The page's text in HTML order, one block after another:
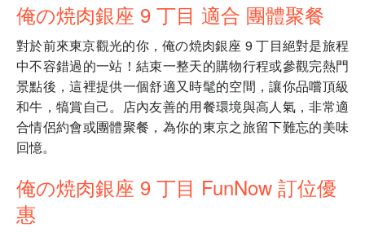
俺の焼肉銀座 9 丁目 適合 團體聚餐
對於前來東京觀光的你，俺の焼肉銀座 9 丁目絕對是旅程
中不容錯過的一站！結束一整天的購物行程或參觀完熱門
景點後，這裡提供一個舒適又時髦的空間，讓你品嚐頂級
和牛，犒賞自己。店內友善的用餐環境與高人氣，非常適
合情侶約會或團體聚餐，為你的東京之旅留下難忘的美味
回憶。
俺の焼肉銀座 9 丁目 FunNow 訂位優
惠